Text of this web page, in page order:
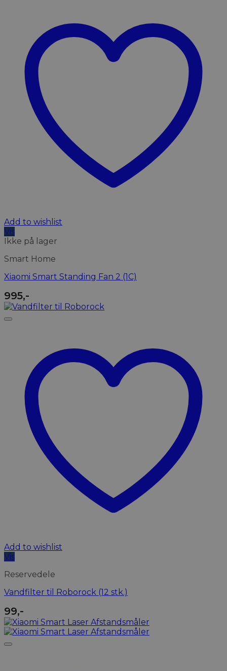
Add to wishlist
Vis
Ikke på lager
Smart Home
Xiaomi Smart Standing Fan 2 (1C)
995,-
Add to wishlist
Vis
Reservedele
Vandfilter til Roborock (12 stk.)
99,-